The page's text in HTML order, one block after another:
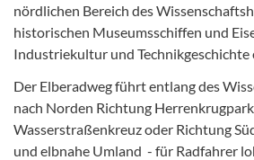
nördlichen Bereich des
historischen Museumsschiffen und
Industriekultur und Technikgeschichte
Der Elberadweg führt entlang des
nach Norden Richtung
Wasserstraßenkreuz oder Richtung
und elbnahe Umland - für Radfahrer